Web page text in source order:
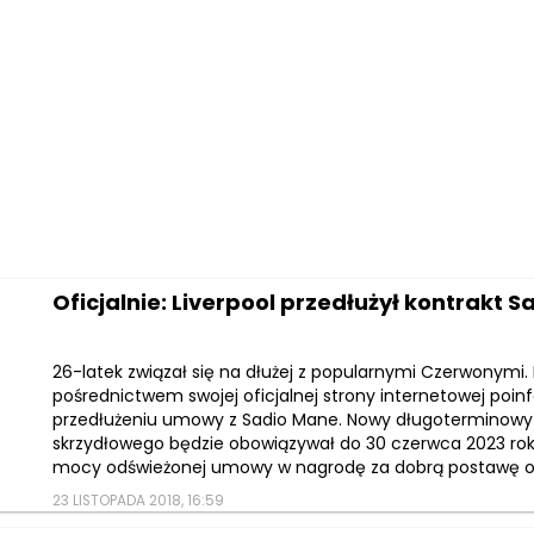
Oficjalnie: Liverpool przedłużył kontrakt
26-latek związał się na dłużej z popularnymi Czerwonymi.
pośrednictwem swojej oficjalnej strony internetowej
przedłużeniu umowy z Sadio Mane. Nowy
skrzydłowego będzie obowiązywał do 30 czerwca 2023
mocy odświeżonej umowy w nagrodę za dobrą postawę
23 LISTOPADA 2018, 16:59